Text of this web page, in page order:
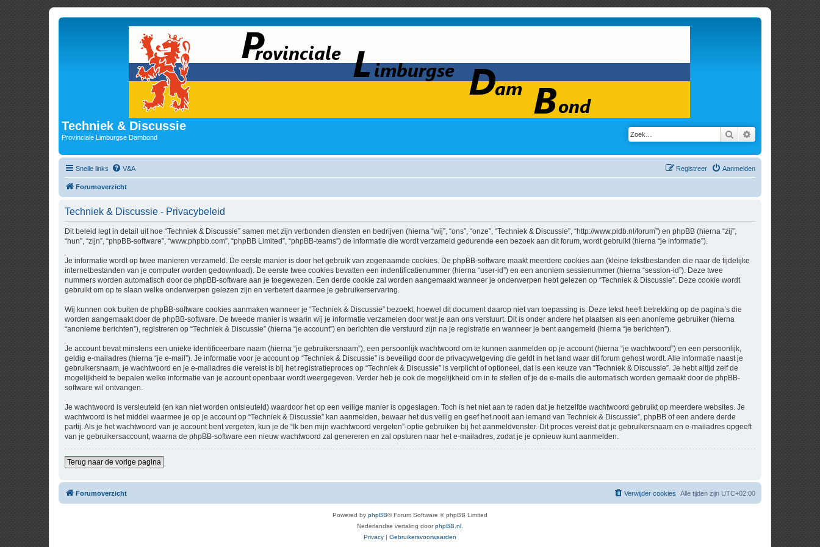
Techniek & Discussie
Provinciale Limburgse Dambond Zoek Uitgebreid zoeken
Snelle links V&A Aanmelden
Registreer
Forumoverzicht
Techniek & Discussie - Privacybeleid
Dit beleid legt in detail uit hoe “Techniek & Discussie” samen met zijn verbonden diensten en bedrijven (hierna “wij”, “ons”, “onze”, “Techniek & Discussie”, “http://www.pldb.nl/forum”) en phpBB (hierna “zij”,
“hun”, “zijn”, “phpBB-software”, “www.phpbb.com”, “phpBB Limited”, “phpBB-teams”) de informatie die wordt verzameld gedurende een bezoek aan dit forum, wordt gebruikt (hierna “je informatie”).
Je informatie wordt op twee manieren verzameld. De eerste manier is door het gebruik van zogenaamde cookies. De phpBB-software maakt meerdere cookies aan (kleine tekstbestanden die naar de tijdelijke
internetbestanden van je computer worden gedownload). De eerste twee cookies bevatten een indentificatienummer (hierna “user-id”) en een anoniem sessienummer (hierna “session-id”). Deze twee
nummers worden automatisch door de phpBB-software aan je toegewezen. Een derde cookie zal worden aangemaakt wanneer je onderwerpen hebt gelezen op “Techniek & Discussie”. Deze cookie wordt
gebruikt om op te slaan welke onderwerpen gelezen zijn en verbetert daarmee je gebruikerservaring.
Wij kunnen ook buiten de phpBB-software cookies aanmaken wanneer je “Techniek & Discussie” bezoekt, hoewel dit document daarop niet van toepassing is. Deze tekst heeft betrekking op de pagina’s die
worden aangemaakt door de phpBB-software. De tweede manier is waarin wij je informatie verzamelen door wat je aan ons verstuurt. Dit is onder andere het plaatsen als een anonieme gebruiker (hierna
“anonieme berichten”), registreren op “Techniek & Discussie” (hierna “je account”) en berichten die verstuurd zijn na je registratie en wanneer je bent aangemeld (hierna “je berichten”).
Je account bevat minstens een unieke identificeerbare naam (hierna “je gebruikersnaam”), een persoonlijk wachtwoord om te kunnen aanmelden op je account (hierna “je wachtwoord”) en een persoonlijk,
geldig e-mailadres (hierna “je e-mail”). Je informatie voor je account op “Techniek & Discussie” is beveiligd door de privacywetgeving die geldt in het land waar dit forum gehost wordt. Alle informatie naast je
gebruikersnaam, je wachtwoord en je e-mailadres die vereist is bij het registratieproces op “Techniek & Discussie” is verplicht of optioneel, dat is een keuze van “Techniek & Discussie”. Je hebt altijd zelf de
mogelijkheid te bepalen welke informatie van je account openbaar wordt weergegeven. Verder heb je ook de mogelijkheid om in te stellen of je de e-mails die automatisch worden gemaakt door de phpBB-
software wil ontvangen.
Je wachtwoord is versleuteld (en kan niet worden ontsleuteld) waardoor het op een veilige manier is opgeslagen. Toch is het niet aan te raden dat je hetzelfde wachtwoord gebruikt op meerdere websites. Je
wachtwoord is het middel waarmee je op je account op “Techniek & Discussie” kan aanmelden, bewaar het dus veilig en geef het nooit aan iemand van Techniek & Discussie”, phpBB of een andere derde
partij. Als je het wachtwoord van je account bent vergeten, kun je de “Ik ben mijn wachtwoord vergeten”-optie gebruiken bij het aanmeldvenster. Dit proces vereist dat je gebruikersnaam en e-mailadres opgeeft
van je gebruikersaccount, waarna de phpBB-software een nieuw wachtwoord zal genereren en zal opsturen naar het e-mailadres, zodat je je opnieuw kunt aanmelden.
Terug naar de vorige pagina
Forumoverzicht Alle tijden zijn UTC+02:00
Verwijder cookies
Powered by phpBB® Forum Software © phpBB Limited
Nederlandse vertaling doorphpBB.nl
Privacy | Gebruikersvoorwaarden